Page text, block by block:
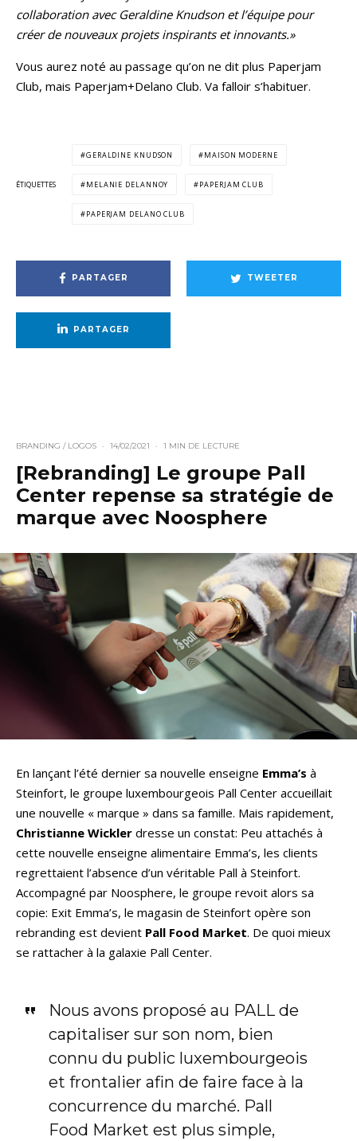
collaboration avec Geraldine Knudson et l’équipe pour
créer de nouveaux projets inspirants et innovants.»
Vous aurez noté au passage qu’on ne dit plus Paperjam
Club, mais Paperjam+Delano Club. Va falloir s’habituer.
ÉTIQUETTES
GERALDINE KNUDSON MAISON MODERNE
MELANIE DELANNOY PAPERJAM CLUB
PAPERJAM DELANO CLUB
PARTAGER TWEETER
PARTAGER
BRANDING / LOGOS · 14/02/2021 · 1 MIN DE LECTURE
[Rebranding] Le groupe Pall
Center repense sa stratégie de
marque avec Noosphere
En lançant l’été dernier sa nouvelle enseigne Emma’s à
Steinfort, le groupe luxembourgeois Pall Center accueillait
une nouvelle « marque » dans sa famille. Mais rapidement,
Christianne Wickler dresse un constat: Peu attachés à
cette nouvelle enseigne alimentaire Emma’s, les clients
regrettaient l’absence d’un véritable Pall à Steinfort.
Accompagné par Noosphere, le groupe revoit alors sa
copie: Exit Emma’s, le magasin de Steinfort opère son
rebranding est devient Pall Food Market. De quoi mieux
se rattacher à la galaxie Pall Center.
Nous avons proposé au PALL de
capitaliser sur son nom, bien
connu du public luxembourgeois
et frontalier afin de faire face à la
concurrence du marché. Pall
Food Market est plus simple,